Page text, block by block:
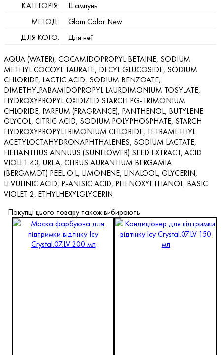
КАТЕГОРІЯ:
Шампунь
МЕТОД:
Glam Color New
ДЛЯ КОГО:
Для неї
AQUA (WATER), COCAMIDOPROPYL BETAINE, SODIUM
METHYL COCOYL TAURATE, DECYL GLUCOSIDE, SODIUM
CHLORIDE, LACTIC ACID, SODIUM BENZOATE,
DIMETHYLPABAMIDOPROPYL LAURDIMONIUM TOSYLATE,
HYDROXYPROPYL OXIDIZED STARCH PG-TRIMONIUM
CHLORIDE, PARFUM (FRAGRANCE), PANTHENOL, BUTYLENE
GLYCOL, CITRIC ACID, SODIUM POLYPHOSPHATE, STARCH
HYDROXYPROPYLTRIMONIUM CHLORIDE, TETRAMETHYL
ACETYLOCTAHYDRONAPHTHALENES, SODIUM LACTATE,
HELIANTHUS ANNUUS (SUNFLOWER) SEED EXTRACT, ACID
VIOLET 43, UREA, CITRUS AURANTIUM BERGAMIA
(BERGAMOT) PEEL OIL, LIMONENE, LINALOOL, GLYCERIN,
LEVULINIC ACID, P-ANISIC ACID, PHENOXYETHANOL, BASIC
VIOLET 2, ETHYLHEXYLGLYCERIN
Покупці цього товару також вибирають